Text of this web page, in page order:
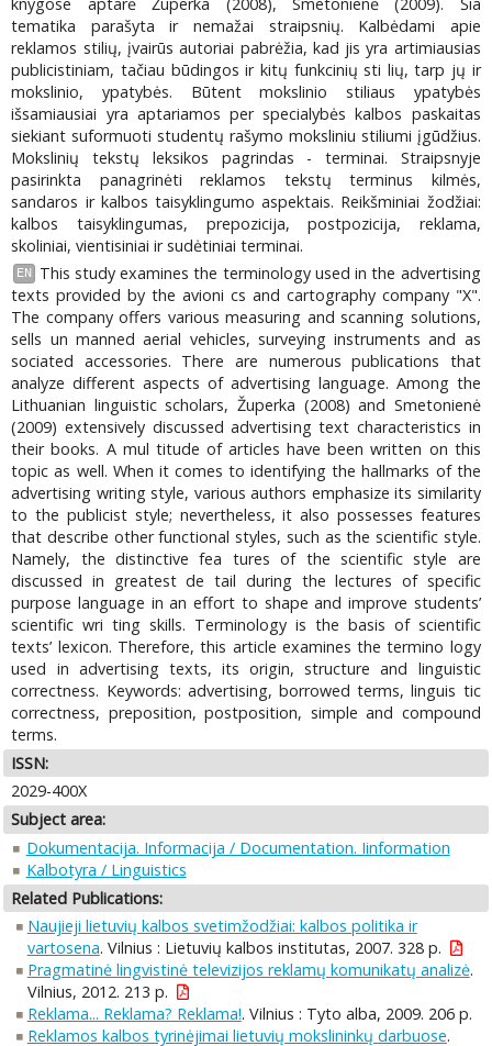
knygose aptarė Župerka (2008), Smetonienė (2009). Šia
tematika parašyta ir nemažai straipsnių. Kalbėdami apie
reklamos stilių, įvairūs autoriai pabrėžia, kad jis yra artimiausias
publicistiniam, tačiau būdingos ir kitų funkcinių sti lių, tarp jų ir
mokslinio, ypatybės. Būtent mokslinio stiliaus ypatybės
išsamiausiai yra aptariamos per specialybės kalbos paskaitas
siekiant suformuoti studentų rašymo moksliniu stiliumi įgūdžius.
Mokslinių tekstų leksikos pagrindas - terminai. Straipsnyje
pasirinkta panagrinėti reklamos tekstų terminus kilmės,
sandaros ir kalbos taisyklingumo aspektais. Reikšminiai žodžiai:
kalbos taisyklingumas, prepozicija, postpozicija, reklama,
skoliniai, vientisiniai ir sudėtiniai terminai.
EN
This study examines the terminology used in the advertising
texts provided by the avioni cs and cartography company "X".
The company offers various measuring and scanning solutions,
sells un manned aerial vehicles, surveying instruments and as
sociated accessories. There are numerous publications that
analyze different aspects of advertising language. Among the
Lithuanian linguistic scholars, Župerka (2008) and Smetonienė
(2009) extensively discussed advertising text characteristics in
their books. A mul titude of articles have been written on this
topic as well. When it comes to identifying the hallmarks of the
advertising writing style, various authors emphasize its similarity
to the publicist style; nevertheless, it also possesses features
that describe other functional styles, such as the scientific style.
Namely, the distinctive fea tures of the scientific style are
discussed in greatest de tail during the lectures of specific
purpose language in an effort to shape and improve students’
scientific wri ting skills. Terminology is the basis of scientific
texts’ lexicon. Therefore, this article examines the termino logy
used in advertising texts, its origin, structure and linguistic
correctness. Keywords: advertising, borrowed terms, linguis tic
correctness, preposition, postposition, simple and compound
terms.
ISSN:
2029-400X
Subject area:
Dokumentacija. Informacija / Documentation. Iinformation
Kalbotyra / Linguistics
Related Publications:
Naujieji lietuvių kalbos svetimžodžiai: kalbos politika ir
vartosena. Vilnius : Lietuvių kalbos institutas, 2007. 328 p.
Pragmatinė lingvistinė televizijos reklamų komunikatų analizė.
Vilnius, 2012. 213 p.
Reklama... Reklama? Reklama!. Vilnius : Tyto alba, 2009. 206 p.
Reklamos kalbos tyrinėjimai lietuvių mokslininkų darbuose.